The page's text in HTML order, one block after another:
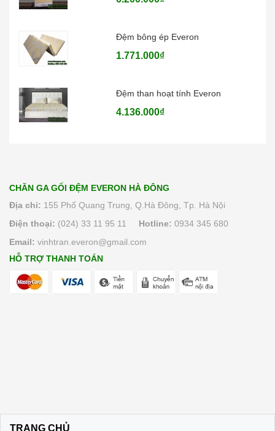
CHĂN GA GỐI ĐỆM EVERON HÀ ĐÔNG
Địa chỉ: 155 Phố Quang Trung, Q.Hà Đông, Tp. Hà Nội
Điện thoại: (024) 33 11 95 11 Hotline: 0934 345 680
Email: vinhtran.everon@gmail.com
HỖ TRỢ THANH TOÁN
TRANG CHỦ